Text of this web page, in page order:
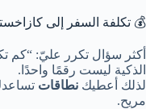
💰 تكلفة السفر إلى
أكثر سؤال تكرر عليّ: “كم
الذكية ليست رقمًا واحدًا.
لذلك أعطيك نطاقات
مريح.